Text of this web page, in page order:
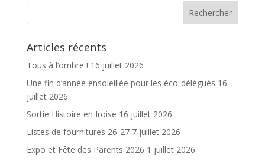
k
Articles récents
Tous à l’ombre ! 16 juillet 2026
Une fin d’année ensoleillée pour les éco-délégués 16
juillet 2026
Sortie Histoire en Iroise 16 juillet 2026
Listes de fournitures 26-27 7 juillet 2026
Expo et Fête des Parents 2026 1 juillet 2026